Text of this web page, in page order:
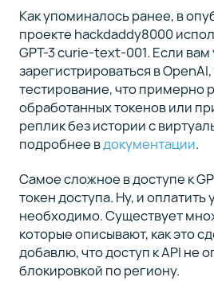
Как упоминалось ранее, в
проекте hackdaddy8000
GPT-3 curie-text-001. Если вам
зарегистрироваться в
тестирование, что примерно
обработанных токенов или
реплик без истории с
подробнее вдокументации.
Самое сложное в доступе к
токен доступа. Ну, и оплатить
необходимо. Существует
которые описывают, как это
добавлю, что доступ к API не
блокировкой по региону.